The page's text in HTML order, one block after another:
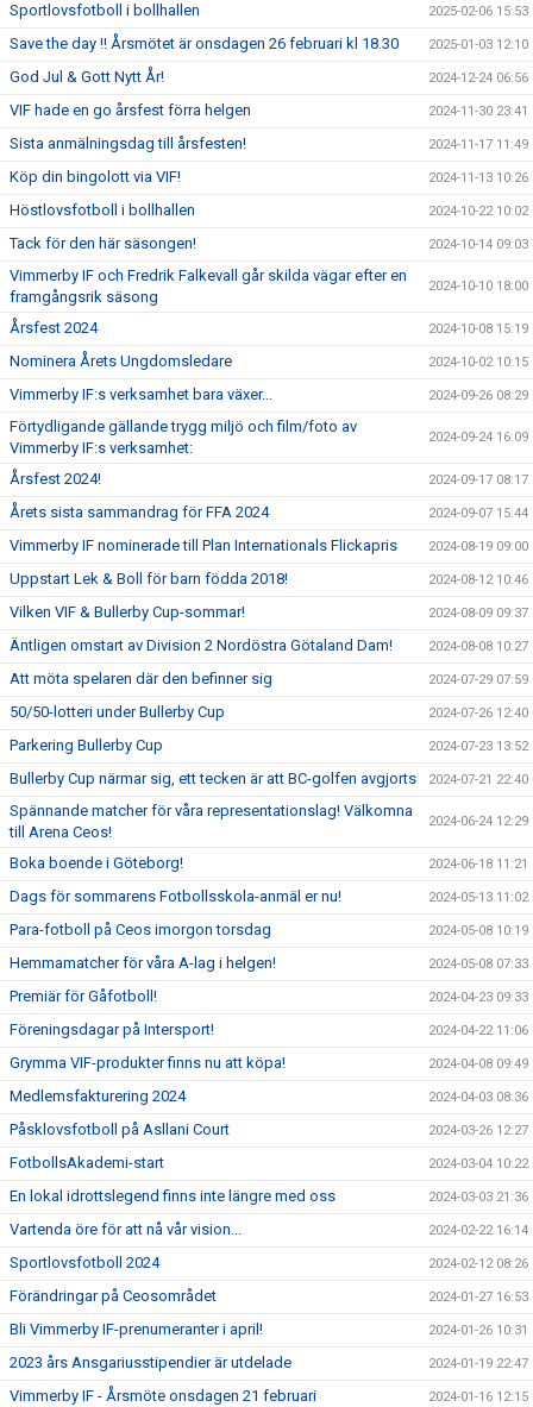
Sportlovsfotboll i bollhallen 2025-02-06 15:53
Save the day !! Årsmötet är onsdagen 26 februari kl 18.30 2025-01-03 12:10
God Jul & Gott Nytt År! 2024-12-24 06:56
VIF hade en go årsfest förra helgen 2024-11-30 23:41
Sista anmälningsdag till årsfesten! 2024-11-17 11:49
Köp din bingolott via VIF! 2024-11-13 10:26
Höstlovsfotboll i bollhallen 2024-10-22 10:02
Tack för den här säsongen! 2024-10-14 09:03
Vimmerby IF och Fredrik Falkevall går skilda vägar efter en
framgångsrik säsong
2024-10-10 18:00
Årsfest 2024 2024-10-08 15:19
Nominera Årets Ungdomsledare 2024-10-02 10:15
Vimmerby IF:s verksamhet bara växer... 2024-09-26 08:29
Förtydligande gällande trygg miljö och film/foto av
Vimmerby IF:s verksamhet:
2024-09-24 16:09
Årsfest 2024! 2024-09-17 08:17
Årets sista sammandrag för FFA 2024 2024-09-07 15:44
Vimmerby IF nominerade till Plan Internationals Flickapris 2024-08-19 09:00
Uppstart Lek & Boll för barn födda 2018! 2024-08-12 10:46
Vilken VIF & Bullerby Cup-sommar! 2024-08-09 09:37
Äntligen omstart av Division 2 Nordöstra Götaland Dam! 2024-08-08 10:27
Att möta spelaren där den befinner sig 2024-07-29 07:59
50/50-lotteri under Bullerby Cup 2024-07-26 12:40
Parkering Bullerby Cup 2024-07-23 13:52
Bullerby Cup närmar sig, ett tecken är att BC-golfen avgjorts 2024-07-21 22:40
Spännande matcher för våra representationslag! Välkomna
till Arena Ceos!
2024-06-24 12:29
Boka boende i Göteborg! 2024-06-18 11:21
Dags för sommarens Fotbollsskola-anmäl er nu! 2024-05-13 11:02
Para-fotboll på Ceos imorgon torsdag 2024-05-08 10:19
Hemmamatcher för våra A-lag i helgen! 2024-05-08 07:33
Premiär för Gåfotboll! 2024-04-23 09:33
Föreningsdagar på Intersport! 2024-04-22 11:06
Grymma VIF-produkter finns nu att köpa! 2024-04-08 09:49
Medlemsfakturering 2024 2024-04-03 08:36
Påsklovsfotboll på Asllani Court 2024-03-26 12:27
FotbollsAkademi-start 2024-03-04 10:22
En lokal idrottslegend finns inte längre med oss 2024-03-03 21:36
Vartenda öre för att nå vår vision... 2024-02-22 16:14
Sportlovsfotboll 2024 2024-02-12 08:26
Förändringar på Ceosområdet 2024-01-27 16:53
Bli Vimmerby IF-prenumeranter i april! 2024-01-26 10:31
2023 års Ansgariusstipendier är utdelade 2024-01-19 22:47
Vimmerby IF - Årsmöte onsdagen 21 februari 2024-01-16 12:15